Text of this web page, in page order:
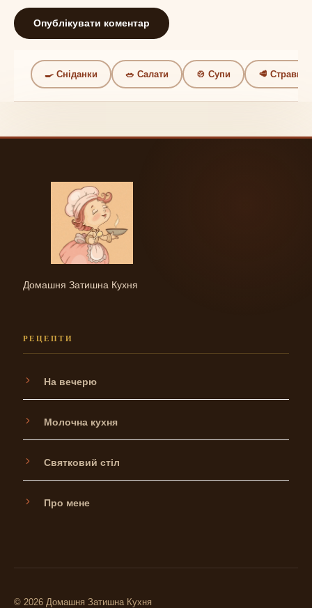
🍳 Сніданки 🥗 Салати 🍲 Супи 🥩 Страви
Домашня Затишна Кухня
РЕЦЕПТИ
На вечерю
Молочна кухня
Святковий стіл
Про мене
© 2026 Домашня Затишна Кухня